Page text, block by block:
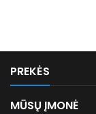
PREKĖS
MŪSŲ ĮMONĖ